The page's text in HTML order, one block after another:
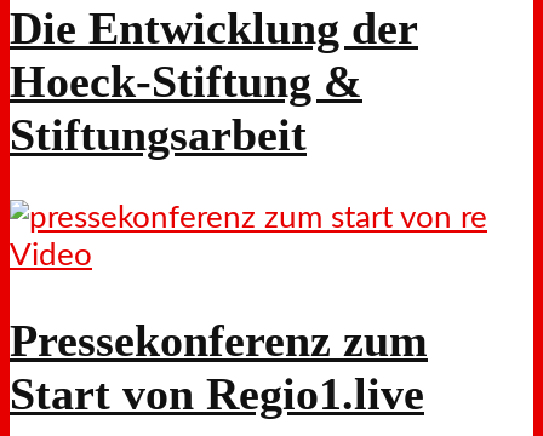
Die Entwicklung der
Hoeck-Stiftung &
Stiftungsarbeit
Video
Pressekonferenz zum
Start von Regio1.live